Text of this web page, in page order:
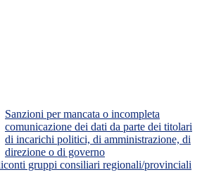
Sanzioni per mancata o incompleta
comunicazione dei dati da parte dei titolari
di incarichi politici, di amministrazione, di
direzione o di governo
gruppi consiliari regionali/provinciali